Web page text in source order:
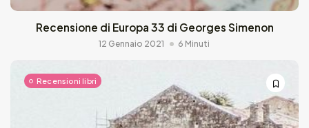
Recensione di Europa 33 di Georges Simenon
12 Gennaio 2021 6 Minuti
Recensioni libri